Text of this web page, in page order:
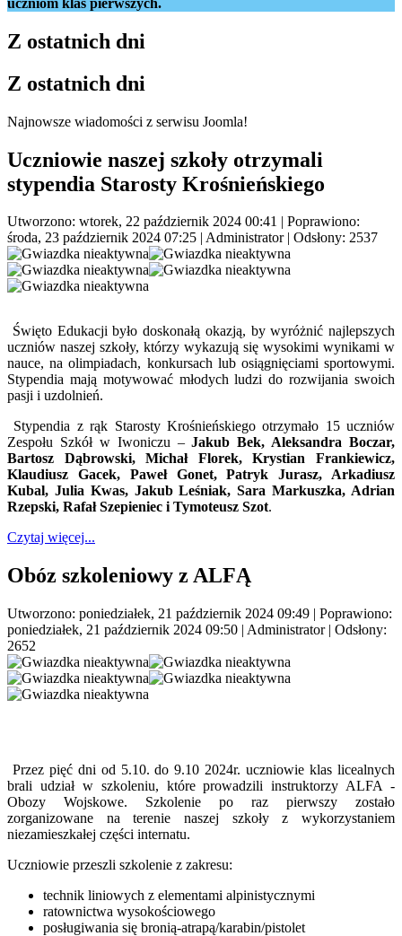
uczniom klas pierwszych.
Z ostatnich dni
Z ostatnich dni
Najnowsze wiadomości z serwisu Joomla!
Uczniowie naszej szkoły otrzymali
stypendia Starosty Krośnieńskiego
Utworzono: wtorek, 22 październik 2024 00:41
Poprawiono:
środa, 23 październik 2024 07:25 Administrator| Odsłony: 2537
Święto Edukacji było doskonałą okazją, by wyróżnić najlepszych
uczniów naszej szkoły, którzy wykazują się wysokimi wynikami w
nauce, na olimpiadach, konkursach lub osiągnięciami sportowymi.
Stypendia mają motywować młodych ludzi do rozwijania swoich
pasji i uzdolnień.
Stypendia z rąk Starosty Krośnieńskiego otrzymało 15 uczniów
Zespołu Szkół w Iwoniczu –Jakub Bek, Aleksandra Boczar,
Bartosz Dąbrowski, Michał Florek, Krystian Frankiewicz,
Klaudiusz Gacek, Paweł Gonet, Patryk Jurasz, Arkadiusz
Kubal, Julia Kwas, Jakub Leśniak, Sara Markuszka, Adrian
Rzepski, Rafał Szepieniec i Tymoteusz Szot.
Czytaj więcej...
Obóz szkoleniowy z ALFĄ
Utworzono: poniedziałek, 21 październik 2024 09:49 | Poprawiono:
poniedziałek, 21 październik 2024 09:50 | Administrator| Odsłony:
2652
Przez pięć dni od 5.10. do 9.10 2024r. uczniowie klas licealnych
brali udział w szkoleniu, które prowadzili instruktorzy ALFA -
Obozy Wojskowe. Szkolenie po raz pierwszy zostało
zorganizowane na terenie naszej szkoły z wykorzystaniem
niezamieszkałej części internatu.
Uczniowie przeszli szkolenie z zakresu:
technik liniowych z elementami alpinistycznymi
ratownictwa wysokościowego
posługiwania się bronią-atrapą/karabin/pistolet